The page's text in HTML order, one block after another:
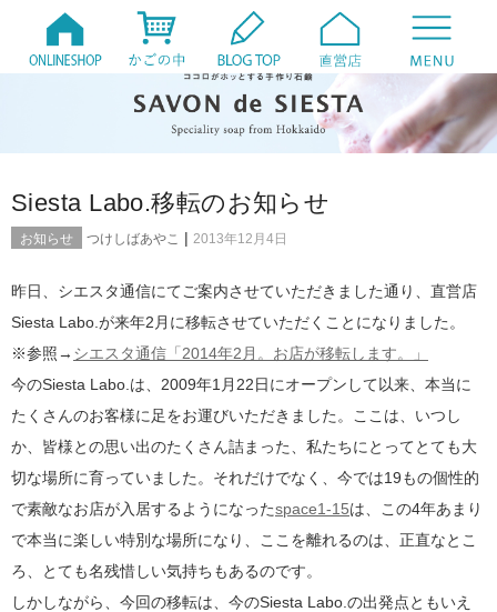
Siesta Labo.移転のお知らせ
お知らせ つけしばあやこ | 2013年12月4日
昨日、シエスタ通信にてご案内させていただきました通り、直営店
Siesta Labo.が来年2月に移転させていただくことになりました。
※参照→ シエスタ通信「2014年2月。お店が移転します。」
今のSiesta Labo.は、2009年1月22日にオープンして以来、本当に
たくさんのお客様に足をお運びいただきました。ここは、いつし
か、皆様との思い出のたくさん詰まった、私たちにとってとても大
切な場所に育っていました。それだけでなく、今では19もの個性的
で素敵なお店が入居するようになったspace1-15は、この4年あまり
で本当に楽しい特別な場所になり、ここを離れるのは、正直なとこ
ろ、とても名残惜しい気持ちもあるのです。
しかしながら、今回の移転は、今のSiesta Labo.の出発点ともいえ